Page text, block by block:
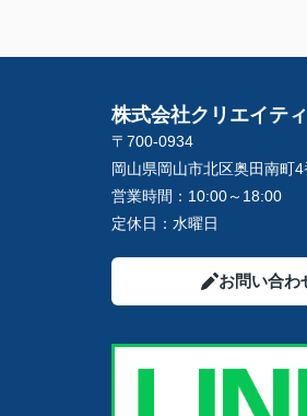
株式会社クリエイテ
〒700-0934
岡山県岡山市北区奥田南町
営業時間： 10:00～18:00
定休日： 水曜日
お問い合わ